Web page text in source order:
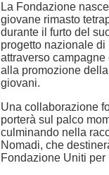
La Fondazione
giovane rimasto
durante il furto del
progetto nazionale
attraverso
alla promozione
giovani.
Una collaborazione
porterà sul palco
culminando nella
Nomadi, che
Fondazione Uniti per